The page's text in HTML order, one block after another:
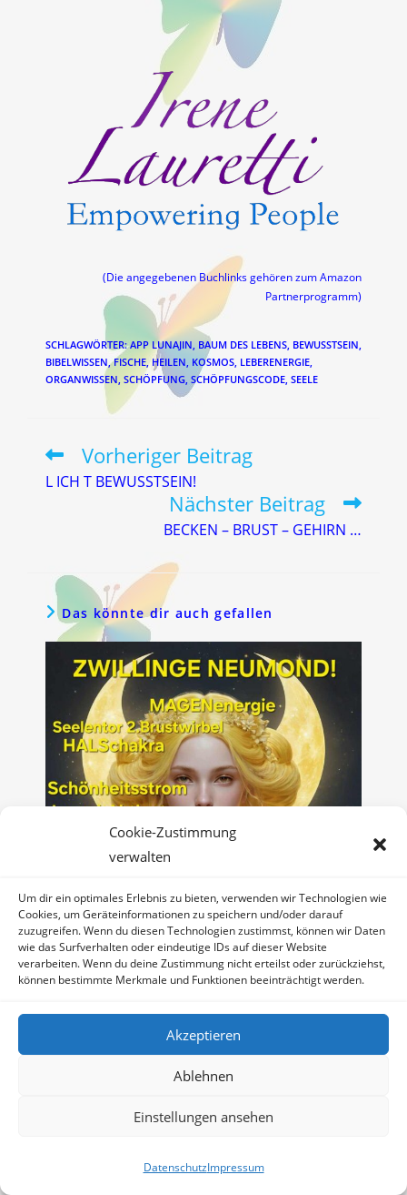
Cookie-Zustimmung
verwalten
Um dir ein optimales Erlebnis zu bieten, verwenden wir Technologien wie
Cookies, um Geräteinformationen zu speichern und/oder darauf
zuzugreifen. Wenn du diesen Technologien zustimmst, können wir Daten
wie das Surfverhalten oder eindeutige IDs auf dieser Website
verarbeiten. Wenn du deine Zustimmung nicht erteilst oder zurückziehst,
können bestimmte Merkmale und Funktionen beeinträchtigt werden.
Akzeptieren
Ablehnen
Einstellungen ansehen
DatenschutzImpressum
(Die angegebenen Buchlinks gehören zum Amazon
Partnerprogramm)
SCHLAGWÖRTER:APP LUNAJIN BAUM DES LEBENS BEWUSSTSEIN
BIBELWISSEN , FISCHE HEILEN KOSMOS LEBERENERGIE
ORGANWISSEN SCHÖPFUNG SCHÖPFUNGSCODE SEELE
Weitere
ansehen
Vorheriger Beitrag
L ICH T BEWUSSTSEIN!
Nächster Beitrag
BECKEN – BRUST – GEHIRN …
Das könnte dir auch gefallen
NEUMOND in den ZWILLINGEN!
Montag, 26UTC%3 26. Mai 2025